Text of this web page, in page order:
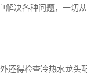
解决各种问题，一切
还得检查冷热水龙头